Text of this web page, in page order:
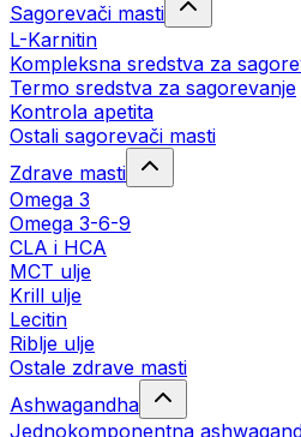
Sagorevači masti
L-Karnitin
Kompleksna sredstva za
Termo sredstva za sagorevanje
Kontrola apetita
Ostali sagorevači masti
Zdrave masti
Omega 3
Omega 3-6-9
CLA i HCA
MCT ulje
Krill ulje
Lecitin
Riblje ulje
Ostale zdrave masti
Ashwagandha
Jednokomponentna